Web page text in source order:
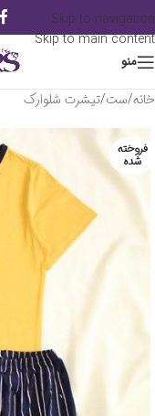
Skip to navigation
Skip to main content
منو
خانه/ست/تیشرت شلوارک
فروخته
شده